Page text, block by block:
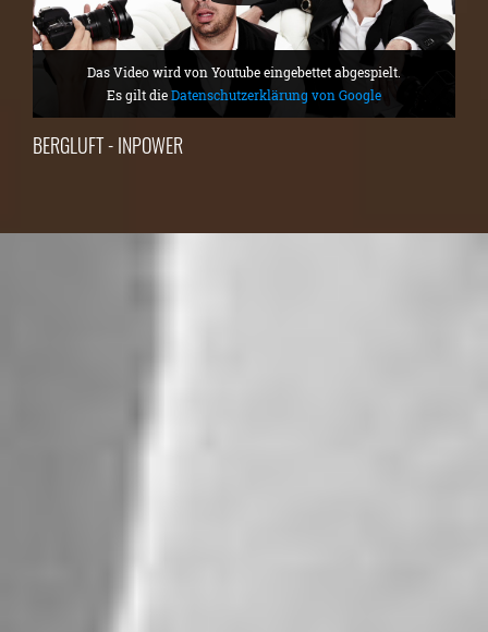
Das Video wird von Youtube eingebettet abgespielt.
Es gilt dieDatenschutzerklärung von Google
BERGLUFT - INPOWER